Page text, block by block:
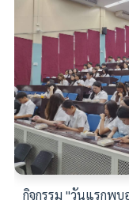
กิจกรรม "วันแรกพ